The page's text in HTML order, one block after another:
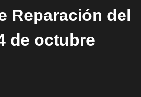
Reparación del
de octubre